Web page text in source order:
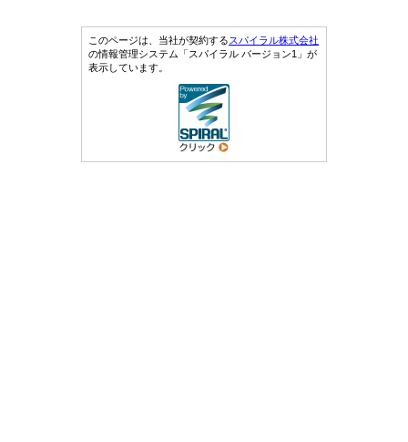
このページは、当社が契約するスパイラル株式会社
の情報管理システム「スパイラル バージョン1」が
表示しています。